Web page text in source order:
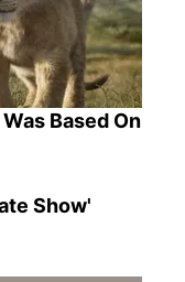
Based On
Show'